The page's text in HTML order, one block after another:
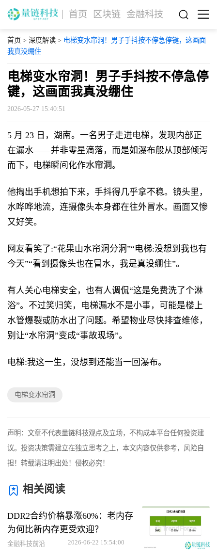
首页 区块链 金融科技
首页 > 深度解读> 电梯变水帘洞！男子手抖按不停急停键，这画面
我真没绷住
电梯变水帘洞！男子手抖按不停急停
键，这画面我真没绷住
2026-05-27 15:40:51
5 月 23 日，湖南。一名男子走进电梯，发现内部正
在漏水——并非零星滴落，而是如瀑布般从顶部倾泻
而下，电梯瞬间化作水帘洞。
他掏出手机想拍下来，手抖得几乎拿不稳。镜头里，
水哗哗地流，连摄像头本身都在往外冒水。画面又惨
又好笑。
网友看笑了:“花果山水帘洞分洞”“电梯:没想到我也有
今天”“看到摄像头也在冒水，我是真没绷住”。
有人关心电梯安全，也有人调侃“这是免费洗了个淋
浴”。不过笑归笑，电梯漏水不是小事，可能是楼上
水管爆裂或防水出了问题。希望物业尽快排查维修，
别让“水帘洞”变成“事故现场”。
电梯:我这一生，没想到还能当一回瀑布。
电梯变水帘洞
声明：文章不代表量链科技观点及立场，不构成本平台任何投资建
议。投资决策需建立在独立思考之上，本文内容仅供参考，风险自
担！转载请注明出处！侵权必究！
相关阅读
DDR2合约价格暴涨60%：老内存
为何比新内存更受欢迎？
金融科技前沿 2026-06-22 15:54:00